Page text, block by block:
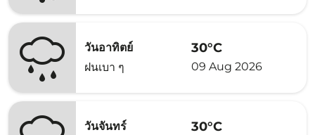
วันอาทิตย์
ฝนเบา ๆ
30°C
09 Aug 2026
วันจันทร์
30°C